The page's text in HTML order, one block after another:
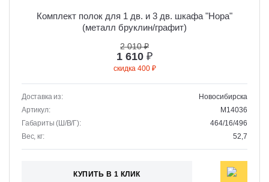
Комплект полок для 1 дв. и 3 дв. шкафа "Нора"
(металл бруклин/графит)
2 010 ₽
1 610 ₽
скидка 400 ₽
Доставка из:
Новосибирска
Артикул:
M14036
Габариты (Ш/В/Г):
464/16/496
Вес, кг:
52,7
КУПИТЬ В 1 КЛИК